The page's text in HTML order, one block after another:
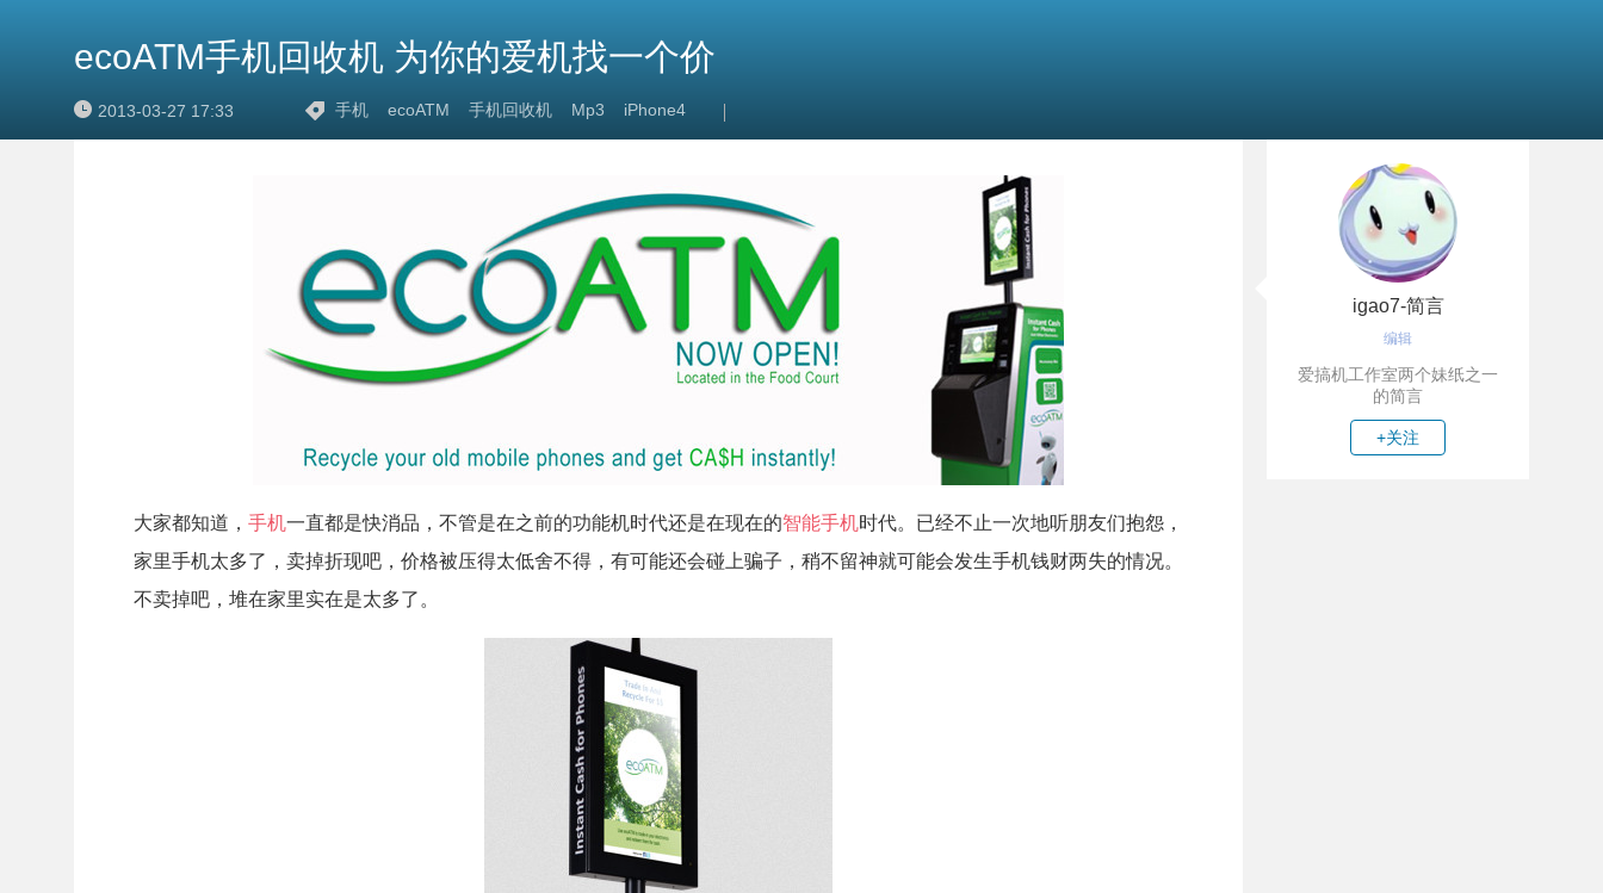
ecoATM手机回收机 为你的爱机找一个价
2013-03-27 17:33 手机 ecoATM 手机回收机 Mp3 iPhone4
大家都知道， 手机一直都是快消品，不管是在之前的功能机时代还是在现在的智能手机时代。已经不止一次地听朋友们抱怨，
家里手机太多了，卖掉折现吧，价格被压得太低舍不得，有可能还会碰上骗子，稍不留神就可能会发生手机钱财两失的情况。
不卖掉吧，堆在家里实在是太多了。
igao7-简言
编辑
爱搞机工作室两个妹纸之一
的简言
+关注